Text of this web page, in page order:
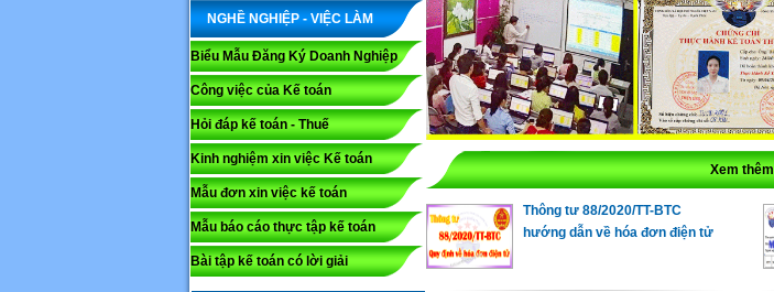
NGHỀ NGHIỆP - VIỆC LÀM
Biểu Mẫu Đăng Ký Doanh Nghiệp
Công việc của Kế toán
Hỏi đáp kế toán - Thuế
Kinh nghiệm xin việc Kế toán
Mẫu đơn xin việc kế toán
Mẫu báo cáo thực tập kế toán
Bài tập kế toán có lời giải
Xem thêm
Thông tư 88/2020/TT-BTC
hướng dẫn về hóa đơn điện tử